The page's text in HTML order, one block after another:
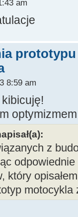
am
8:59 am
z
który
motocykla